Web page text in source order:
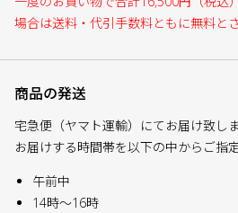
場合は送料・代引手数料ともに無料と
商品の発送
宅急便（ヤマト運輸）にてお届け致しま
お届けする時間帯を以下の中からご指
午前中
14時～16時